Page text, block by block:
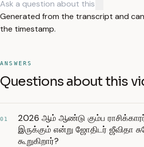
Generated from the transcript and
the timestamp.
ANSWERS
Questions about this
01
2026 ஆம் ஆண்டு கும்ப
இருக்கும் என்று ஜோதிடர் ஜீவிதா
கூறுகிறார்?